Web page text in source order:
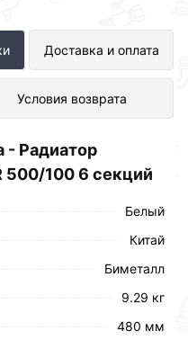
Доставка и оплата
Условия возврата
ViEiR
в
по
- Радиатор
500/100 6 секций
Белый
Китай
Биметалл
9.29 кг
480 мм